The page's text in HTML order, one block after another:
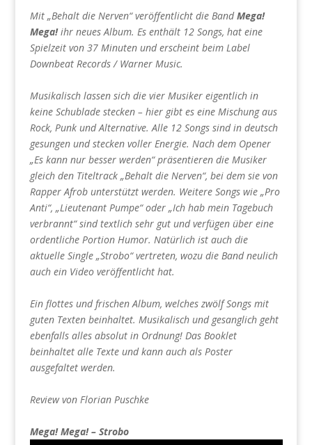
Mit „Behalt die Nerven“ veröffentlicht die BandMega!
Mega!ihr neues Album. Es enthält 12 Songs, hat eine
Spielzeit von 37 Minuten und erscheint beim Label
Downbeat Records / Warner Music.
Musikalisch lassen sich die vier Musiker eigentlich in
keine Schublade stecken – hier gibt es eine Mischung aus
Rock, Punk und Alternative. Alle 12 Songs sind in deutsch
gesungen und stecken voller Energie. Nach dem Opener
„Es kann nur besser werden“ präsentieren die Musiker
gleich den Titeltrack „Behalt die Nerven“, bei dem sie von
Rapper Afrob unterstützt werden. Weitere Songs wie „Pro
Anti“, „Lieutenant Pumpe“ oder „Ich hab mein Tagebuch
verbrannt“ sind textlich sehr gut und verfügen über eine
ordentliche Portion Humor. Natürlich ist auch die
aktuelle Single „Strobo“ vertreten, wozu die Band neulich
auch ein Video veröffentlicht hat.
Ein flottes und frischen Album, welches zwölf Songs mit
guten Texten beinhaltet. Musikalisch und gesanglich geht
ebenfalls alles absolut in Ordnung! Das Booklet
beinhaltet alle Texte und kann auch als Poster
ausgefaltet werden.
Review von Florian Puschke
Mega! Mega! – Strobo